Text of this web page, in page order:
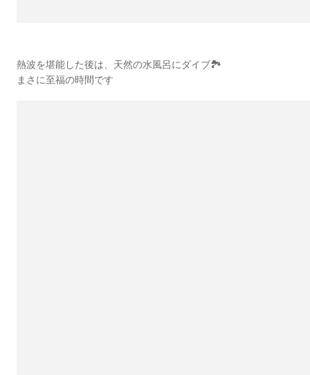
熱波を堪能した後は、天然の水風呂にダイブ🏞
まさに至福の時間です